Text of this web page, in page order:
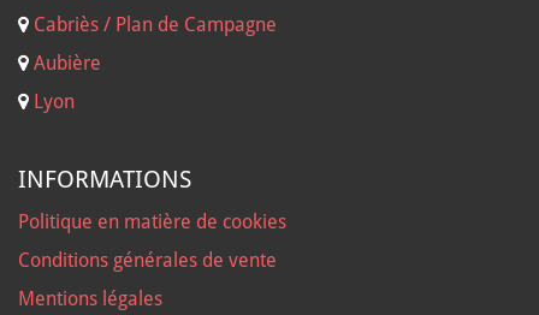
Cabriès / Plan de Campagne
Aubière
Lyon
INFORMATIONS
Politique en matière de cookies
Conditions générales de vente
Mentions légales